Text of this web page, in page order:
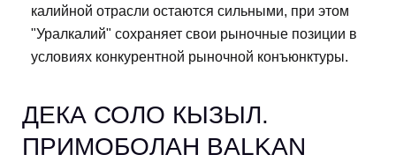
калийной отрасли остаются сильными, при этом
"Уралкалий" сохраняет свои рыночные позиции в
условиях конкурентной рыночной конъюнктуры.
ДЕКА СОЛО КЫЗЫЛ.
ПРИМОБОЛАН BALKAN